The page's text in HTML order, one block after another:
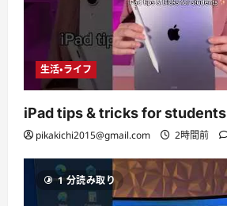
生活・ライフ
iPad tips & tricks for students
pikakichi2015@gmail.com 2時間前
1 分読み取り